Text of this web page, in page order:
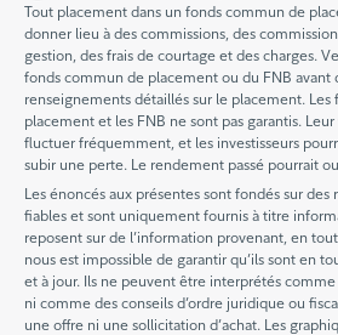
Tout placement dans un fonds commun de
donner lieu à des commissions, des
gestion, des frais de courtage et des charges.
fonds commun de placement ou du FNB avant
renseignements détaillés sur le placement. Les
placement et les FNB ne sont pas garantis.
fluctuer fréquemment, et les investisseurs
subir une perte. Le rendement passé pourrait
Les énoncés aux présentes sont fondés sur
fiables et sont uniquement fournis à titre
reposent sur de l’information provenant, en
nous est impossible de garantir qu’ils sont en
et à jour. Ils ne peuvent être interprétés
ni comme des conseils d’ordre juridique ou
une offre ni une sollicitation d’achat. Les